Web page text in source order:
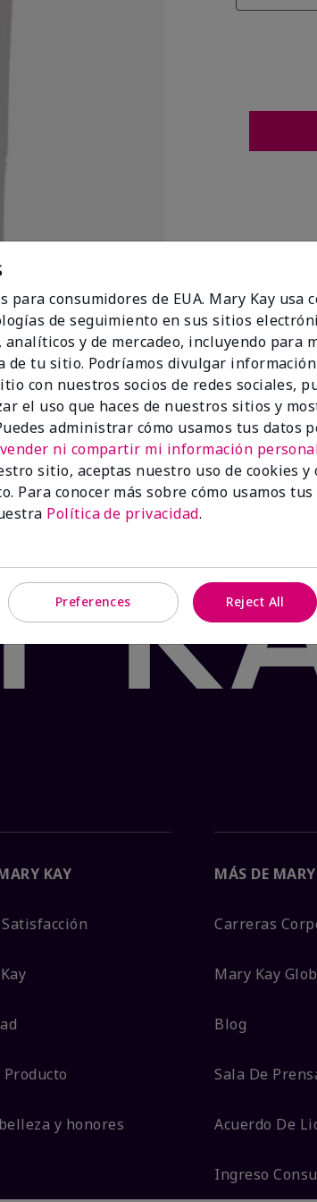
false
& Citrus Satin Lips ®lleva tus labios al
Formulado con manteca de karité y
y agrietados en dos pasos sencillos. ¡Tu
KAY
Producto
y honores
MÁS DE
Carreras
Mary Kay
Blog
Sala De
Acuerdo De
Ingreso
para consumidores de EUA. Mary Kay usa
de seguimiento en sus sitios
analíticos y de mercadeo, incluyendo para
de tu sitio. Podríamos divulgar
con nuestros socios de redes sociales,
el uso que haces de nuestros sitios y
administrar cómo usamos tus datos
ni compartir mi información
sitio, aceptas nuestro uso de cookies
Para conocer más sobre cómo usamos
Política de privacidad.
Preferences Reject All